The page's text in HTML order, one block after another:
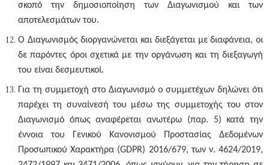
σκοπό την δημοσιοποίηση των Διαγωνισμού και των
αποτελεσμάτων του.
Ο Διαγωνισμός διοργανώνεται και διεξάγεται με διαφάνεια, οι
δε παρόντες όροι σχετικά με την οργάνωση και τη διεξαγωγή
του είναι δεσμευτικοί.
Για τη συμμετοχή στο Διαγωνισμό ο συμμετέχων δηλώνει ότι
παρέχει τη συναίνεσή του μέσω της συμμετοχής του στον
Διαγωνισμό όπως αναφέρεται ανωτέρω (παρ. 5) κατά την
έννοια του Γενικού Κανονισμού Προστασίας Δεδομένων
Προσωπικού Χαρακτήρα (GDPR) 2016/679, των ν. 4624/2019,